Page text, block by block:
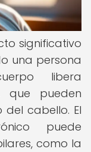
significativo
una persona
libera
que pueden
cabello. El
puede
como la